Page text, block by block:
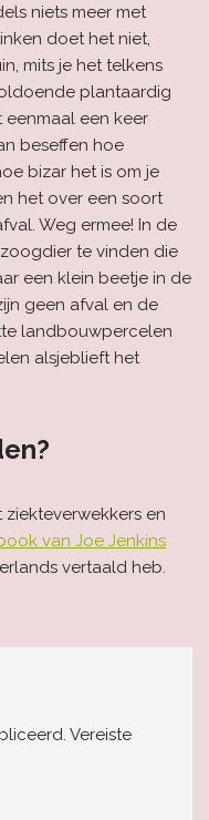
niets meer met
doet het niet,
mits je het telkens
plantaardig
eenmaal een keer
beseffen hoe
bizar het is om je
het over een soort
Weg ermee! In de
te vinden die
een klein beetje in de
geen afval en de
landbouwpercelen
alsjeblieft het
en
van Joe Jenkins
vertaald heb.
Vereiste